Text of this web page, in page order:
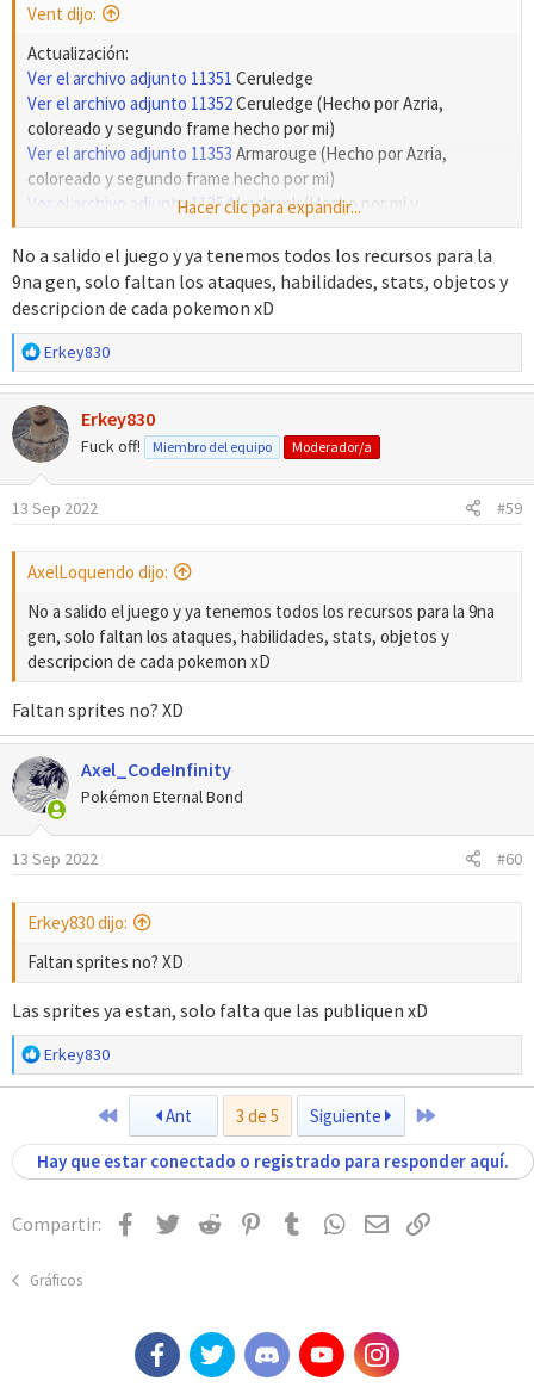
Vent dijo:
Actualización:
Ver el archivo adjunto 11351 Ceruledge
Ver el archivo adjunto 11352Ceruledge (Hecho por Azria,
coloreado y segundo frame hecho por mi)
Ver el archivo adjunto 11353 Armarouge (Hecho por Azria,
coloreado y segundo frame hecho por mi)
Ver el archivo adjunto 11354Lechonk (Hecho por mi y
Ver el archivo adjunto 11382Mejoras en Dialga Origen
Ver el archivo adjunto 11383Mejoras en Palkia Origen
Ver el archivo adjunto 11384Klawf (Hecho por Azria, coloreado y
segundo frame hecho por mi)
Hacer clic para expandir...
No a salido el juego y ya tenemos todos los recursos para la
9na gen, solo faltan los ataques, habilidades, stats, objetos y
descripcion de cada pokemon xD
R
e
a
c
c
i
o
n
:
Erkey830
Erkey830
Fuck off! Miembro del equipo Moderador/a
13 Sep 2022 #59
AxelLoquendo dijo:
No a salido el juego y ya tenemos todos los recursos para la 9na
gen, solo faltan los ataques, habilidades, stats, objetos y
descripcion de cada pokemon xD
Faltan sprites no? XD
Axel_CodeInfinity
Pokémon Eternal Bond
13 Sep 2022 #60
Erkey830 dijo:
Faltan sprites no? XD
Las sprites ya estan, solo falta que las publiquen xD
R
e
c
i
e
:
Erkey830
PrimeroAnt 3 de 5 Siguiente Último
Hay que estar conectado o registrado para responder aquí.
Compartir: Facebook
TwitterReddit Pinterest
TumblrWhatsApp
EmailEnlace
Gráficos